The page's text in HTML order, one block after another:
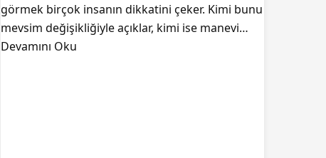
görmek birçok insanın dikkatini çeker. Kimi bunu
mevsim değişikliğiyle açıklar, kimi ise manevi…
Devamını Oku